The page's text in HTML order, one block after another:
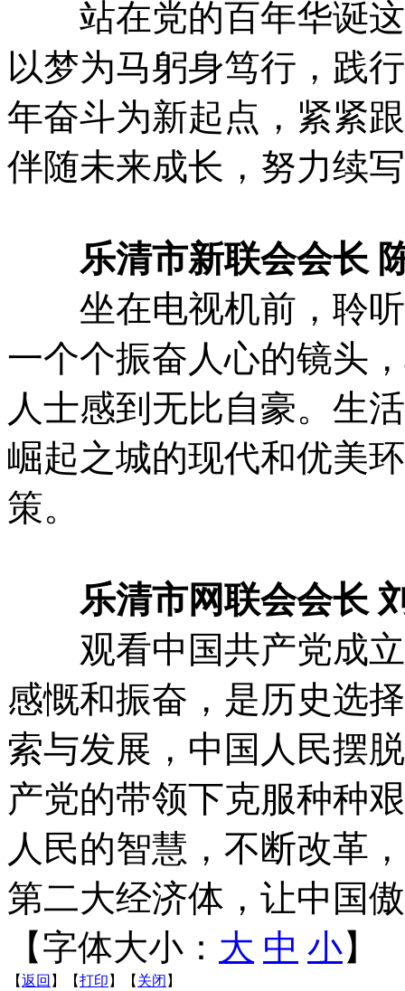
站在党的百年华诞这
以梦为马躬身笃行，践
年奋斗为新起点，紧紧
伴随未来成长，努力续
乐清市新联会会长
坐在电视机前，聆听
一个个振奋人心的镜头
人士感到无比自豪。生
崛起之城的现代和优美
策。
乐清市网联会会长
观看中国共产党成立
感慨和振奋，是历史选
索与发展，中国人民摆
产党的带领下克服种种
人民的智慧，不断改革
第二大经济体，让中国
【字体大小： 大 中 小】
【返回 】【打印 】【 关闭 】